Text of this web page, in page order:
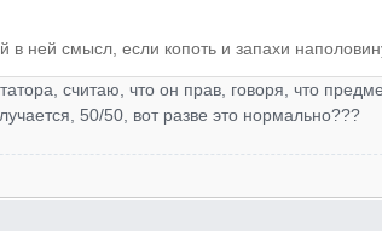
в ней смысл, если копоть и запахи
считаю, что он прав, говоря, что
50/50, вот разве это нормально???